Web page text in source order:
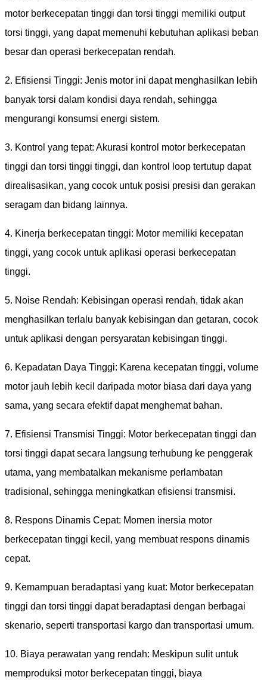
motor berkecepatan tinggi dan torsi tinggi memiliki output
torsi tinggi, yang dapat memenuhi kebutuhan aplikasi beban
besar dan operasi berkecepatan rendah.
2. Efisiensi Tinggi: Jenis motor ini dapat menghasilkan lebih
banyak torsi dalam kondisi daya rendah, sehingga
mengurangi konsumsi energi sistem.
3. Kontrol yang tepat: Akurasi kontrol motor berkecepatan
tinggi dan torsi tinggi tinggi, dan kontrol loop tertutup dapat
direalisasikan, yang cocok untuk posisi presisi dan gerakan
seragam dan bidang lainnya.
4. Kinerja berkecepatan tinggi: Motor memiliki kecepatan
tinggi, yang cocok untuk aplikasi operasi berkecepatan
tinggi.
5. Noise Rendah: Kebisingan operasi rendah, tidak akan
menghasilkan terlalu banyak kebisingan dan getaran, cocok
untuk aplikasi dengan persyaratan kebisingan tinggi.
6. Kepadatan Daya Tinggi: Karena kecepatan tinggi, volume
motor jauh lebih kecil daripada motor biasa dari daya yang
sama, yang secara efektif dapat menghemat bahan.
7. Efisiensi Transmisi Tinggi: Motor berkecepatan tinggi dan
torsi tinggi dapat secara langsung terhubung ke penggerak
utama, yang membatalkan mekanisme perlambatan
tradisional, sehingga meningkatkan efisiensi transmisi.
8. Respons Dinamis Cepat: Momen inersia motor
berkecepatan tinggi kecil, yang membuat respons dinamis
cepat.
9. Kemampuan beradaptasi yang kuat: Motor berkecepatan
tinggi dan torsi tinggi dapat beradaptasi dengan berbagai
skenario, seperti transportasi kargo dan transportasi umum.
10. Biaya perawatan yang rendah: Meskipun sulit untuk
memproduksi motor berkecepatan tinggi, biaya